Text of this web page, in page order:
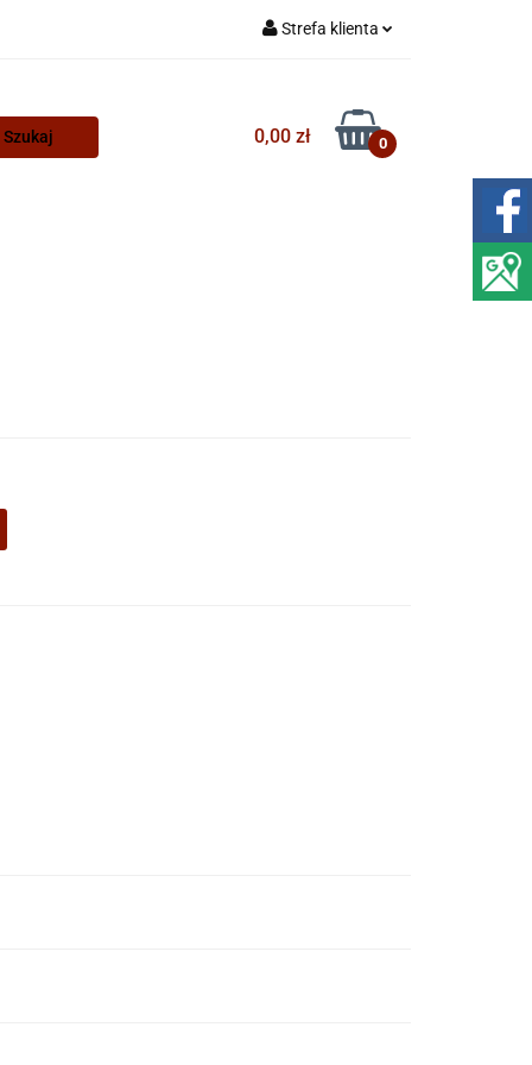
Strefa klienta
Zarejestruj się
Dodaj zgłoszenie
0,00 zł 0